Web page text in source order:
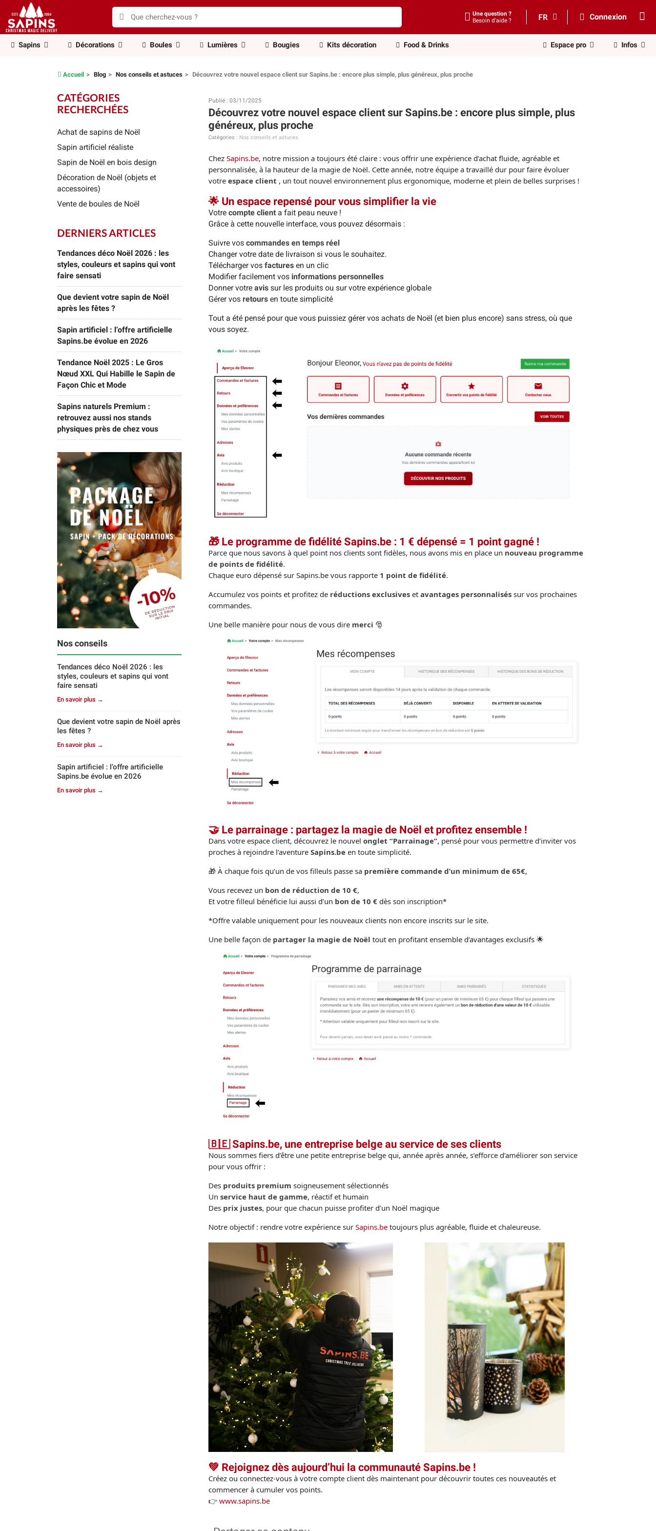
Une question ?
Besoin d'aide ?
FR Connexion
Sapins Décorations Boules Lumières Bougies Kits décoration Food & Drinks Espace pro Infos
Accueil Blog Nos conseils et astuces Découvrez votre nouvel espace client sur Sapins.be : encore plus simple, plus généreux, plus proche
CATÉGORIES
RECHERCHÉES
Achat de sapins de Noël
Sapin artificiel réaliste
Sapin de Noël en bois design
Décoration de Noël (objets et
accessoires)
Vente de boules de Noël
DERNIERS ARTICLES
Tendances déco Noël 2026 : les
styles, couleurs et sapins qui vont
faire sensati
Que devient votre sapin de Noël
après les fêtes ?
Sapin artificiel : l’offre artificielle
Sapins.be évolue en 2026
Tendance Noël 2025 : Le Gros
Nœud XXL Qui Habille le Sapin de
Façon Chic et Mode
Sapins naturels Premium :
retrouvez aussi nos stands
physiques près de chez vous
Nos conseils
Tendances déco Noël 2026 : les
styles, couleurs et sapins qui vont
faire sensati
En savoir plus →
Que devient votre sapin de Noël après
les fêtes ?
En savoir plus →
Sapin artificiel : l’offre artificielle
Sapins.be évolue en 2026
En savoir plus →
Publié : 03/11/2025
Découvrez votre nouvel espace client sur Sapins.be : encore plus simple, plus
généreux, plus proche
Catégories : Nos conseils et astuces
Chez Sapins.be, notre mission a toujours été claire : vous offrir une expérience d’achat fluide, agréable et
personnalisée, à la hauteur de la magie de Noël. Cette année, notre équipe a travaillé dur pour faire évoluer
votre espace client , un tout nouvel environnement plus ergonomique, moderne et plein de belles surprises !
🌟 Un espace repensé pour vous simplifier la vie
Votre compte client a fait peau neuve !
Grâce à cette nouvelle interface, vous pouvez désormais :
Suivre vos commandes en temps réel
Changer votre date de livraison si vous le souhaitez.
Télécharger vos factures en un clic
Modifier facilement vos informations personnelles
Donner votre avis sur les produits ou sur votre expérience globale
Gérer vos retours en toute simplicité
Tout a été pensé pour que vous puissiez gérer vos achats de Noël (et bien plus encore) sans stress, où que
vous soyez.
🎁 Le programme de fidélité Sapins.be : 1 € dépensé = 1 point gagné !
Parce que nous savons à quel point nos clients sont fidèles, nous avons mis en place un nouveau programme
de points de fidélité.
Chaque euro dépensé sur Sapins.be vous rapporte 1 point de fidélité.
Accumulez vos points et profitez de réductions exclusives et avantages personnalisés sur vos prochaines
commandes.
Une belle manière pour nous de vous dire merci 🎅
🤝 Le parrainage : partagez la magie de Noël et profitez ensemble !
Dans votre espace client, découvrez le nouvel onglet “Parrainage”, pensé pour vous permettre d’inviter vos
proches à rejoindre l’aventure Sapins.be en toute simplicité.
🎁 À chaque fois qu’un de vos filleuls passe sa première commande d’un minimum de 65€,
Vous recevez un bon de réduction de 10 €,
Et votre filleul bénéficie lui aussi d’un bon de 10 € dès son inscription*
*Offre valable uniquement pour les nouveaux clients non encore inscrits sur le site.
Une belle façon de partager la magie de Noël tout en profitant ensemble d’avantages exclusifs 🌟
🇧🇪 Sapins.be, une entreprise belge au service de ses clients
Nous sommes fiers d’être une petite entreprise belge qui, année après année, s’efforce d’améliorer son service
pour vous offrir :
Des produits premium soigneusement sélectionnés
Un service haut de gamme, réactif et humain
Des prix justes, pour que chacun puisse profiter d’un Noël magique
Notre objectif : rendre votre expérience sur Sapins.be toujours plus agréable, fluide et chaleureuse.
💚 Rejoignez dès aujourd’hui la communauté Sapins.be !
Créez ou connectez-vous à votre compte client dès maintenant pour découvrir toutes ces nouveautés et
commencer à cumuler vos points.
👉 www.sapins.be